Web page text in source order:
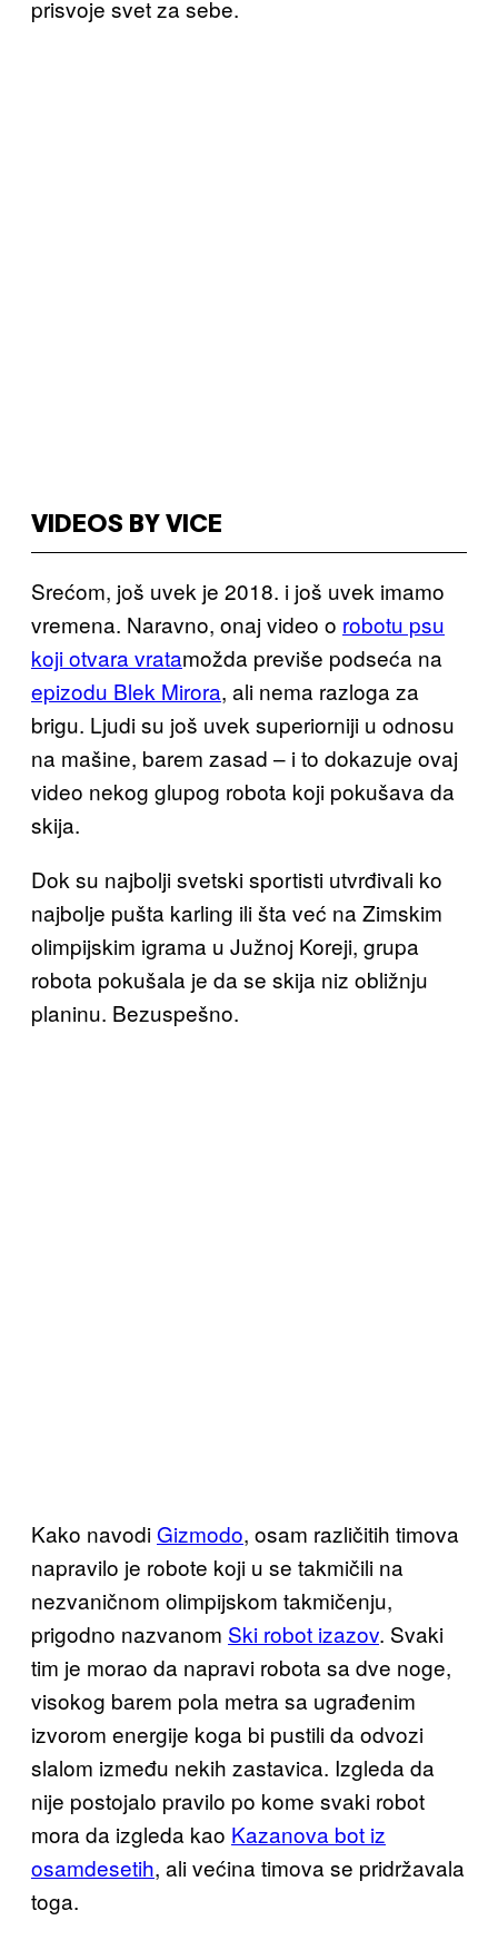
prisvoje svet za sebe.
VIDEOS BY VICE
Srećom, još uvek je 2018. i još uvek imamo
vremena. Naravno, onaj video o robotu psu
koji otvara vratamožda previše podseća na
epizodu Blek Mirora, ali nema razloga za
brigu. Ljudi su još uvek superiorniji u odnosu
na mašine, barem zasad – i to dokazuje ovaj
video nekog glupog robota koji pokušava da
skija.
Dok su najbolji svetski sportisti utvrđivali ko
najbolje pušta karling ili šta već na Zimskim
olimpijskim igrama u Južnoj Koreji, grupa
robota pokušala je da se skija niz obližnju
planinu. Bezuspešno.
Kako navodi Gizmodo, osam različitih timova
napravilo je robote koji u se takmičili na
nezvaničnom olimpijskom takmičenju,
prigodno nazvanom Ski robot izazov. Svaki
tim je morao da napravi robota sa dve noge,
visokog barem pola metra sa ugrađenim
izvorom energije koga bi pustili da odvozi
slalom između nekih zastavica. Izgleda da
nije postojalo pravilo po kome svaki robot
mora da izgleda kao Kazanova bot iz
osamdesetih, ali većina timova se pridržavala
toga.